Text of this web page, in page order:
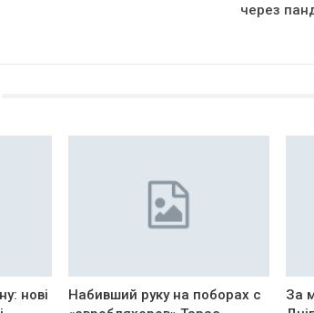
через
нові
Набивший руку на поборах с
За